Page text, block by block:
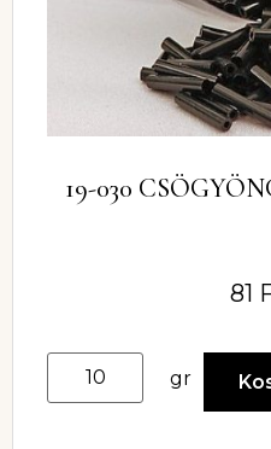
19-030
81
gr